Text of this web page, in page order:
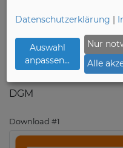
Weitere
moebel.de.
DGM
Download #1
Datenschutzerklärung |
Auswahl
anpassen...
Nur
Alle